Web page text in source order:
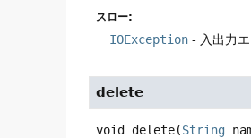
スロー:
IOException - 入出力
delete
void delete(String